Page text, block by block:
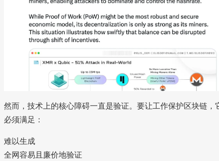
然而，技术上的核心障碍一直是验证。要让工作保护区块链，
必须满足：
难以生成
全网容易且廉价地验证